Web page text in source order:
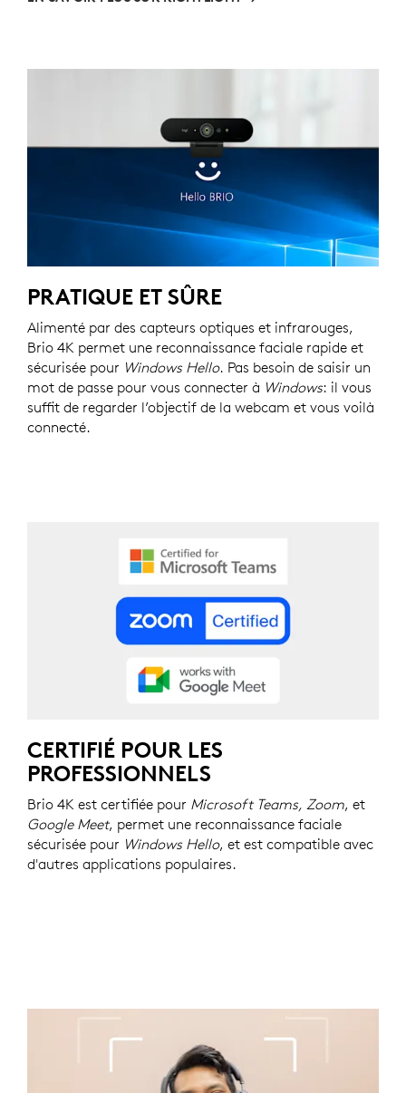
PRATIQUE ET SÛRE
Alimenté par des capteurs optiques et infrarouges,
Brio 4K permet une reconnaissance faciale rapide et
sécurisée pour Windows Hello. Pas besoin de saisir un
mot de passe pour vous connecter à Windows: il vous
suffit de regarder l’objectif de la webcam et vous voilà
connecté.
CERTIFIÉ POUR LES
PROFESSIONNELS
Brio 4K est certifiée pour Microsoft Teams, Zoom, et
Google Meet, permet une reconnaissance faciale
sécurisée pour Windows Hello, et est compatible avec
d'autres applications populaires.